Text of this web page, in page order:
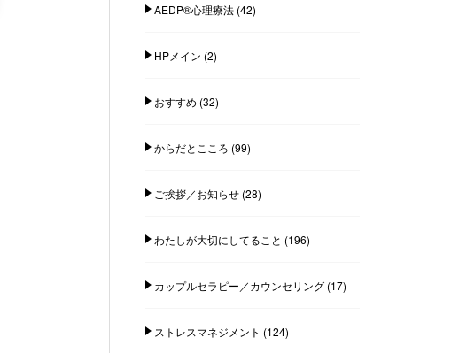
AEDP®︎心理療法(42)
HPメイン (2)
おすすめ (32)
からだとこころ (99)
ご挨拶／お知らせ(28)
わたしが大切にしてること (196)
カップルセラピー／カウンセリング(17)
ストレスマネジメント (124)